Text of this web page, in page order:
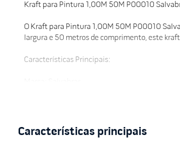
Kraft para Pintura 1,00M 50M P00010
O Kraft para Pintura 1,00M 50M P00010
largura e 50 metros de comprimento, este
Características Principais:
Aplicação: Proteção de superfícies durante
Benefícios: